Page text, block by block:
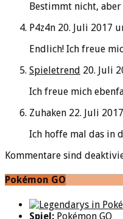
Bestimmt nicht,
P4z4n 20. Juli 2017
Endlich! Ich freue
Spieletrend 20. Juli
Ich freue mich
Zuhaken 22. Juli
Ich hoffe mal das in
Kommentare sind
Pokémon GO
Spiel: Pokémon GO